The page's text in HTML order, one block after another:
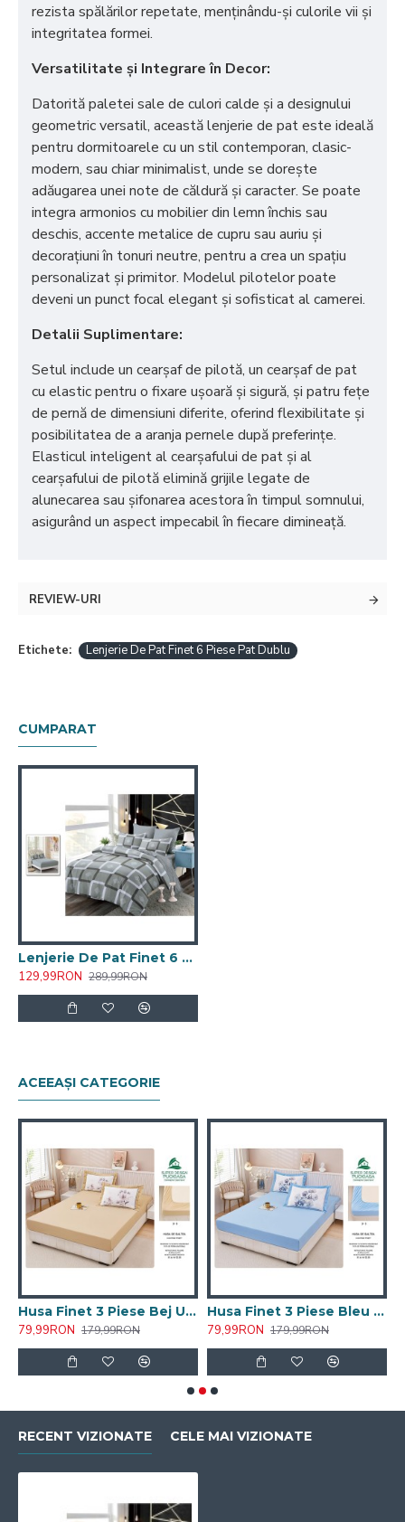
rezista spălărilor repetate, menținându-și culorile vii și
integritatea formei.
Versatilitate și Integrare în Decor:
Datorită paletei sale de culori calde și a designului
geometric versatil, această lenjerie de pat este ideală
pentru dormitoarele cu un stil contemporan, clasic-
modern, sau chiar minimalist, unde se dorește
adăugarea unei note de căldură și caracter. Se poate
integra armonios cu mobilier din lemn închis sau
deschis, accente metalice de cupru sau auriu și
decorațiuni în tonuri neutre, pentru a crea un spațiu
personalizat și primitor. Modelul pilotelor poate
deveni un punct focal elegant și sofisticat al camerei.
Detalii Suplimentare:
Setul include un cearșaf de pilotă, un cearșaf de pat
cu elastic pentru o fixare ușoară și sigură, și patru fețe
de pernă de dimensiuni diferite, oferind flexibilitate și
posibilitatea de a aranja pernele după preferințe.
Elasticul inteligent al cearșafului de pat și al
cearșafului de pilotă elimină grijile legate de
alunecarea sau șifonarea acestora în timpul somnului,
asigurând un aspect impecabil în fiecare dimineață.
REVIEW-URI
Etichete: Lenjerie De Pat Finet 6 Piese Pat Dublu
CUMPARAT
Lenjerie De Pat Finet 6 Piese Pat Dublu Cearceaf cu Elastic
129,99RON 289,99RON
ACEEAȘI CATEGORIE
Husa Finet 3 Piese Bej Uni 160x200CM
79,99RON 179,99RON
Husa Finet 3 Piese Bleu Uni 160x200CM
79,99RON 179,99RON
RECENT VIZIONATE CELE MAI VIZIONATE